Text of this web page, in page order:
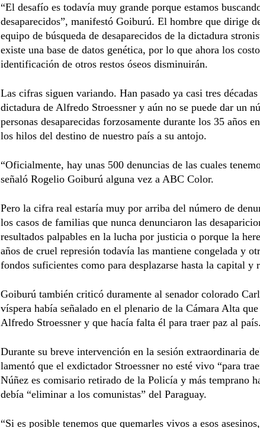
“El desafío es todavía muy grande porque estamos
desaparecidos”, manifestó Goiburú. El hombre que dirige
equipo de búsqueda de desaparecidos de la dictadura
existe una base de datos genética, por lo que ahora los
identificación de otros restos óseos disminuirán.
Las cifras siguen variando. Han pasado ya casi tres
dictadura de Alfredo Stroessner y aún no se puede dar un
personas desaparecidas forzosamente durante los 35 años
los hilos del destino de nuestro país a su antojo.
“Oficialmente, hay unas 500 denuncias de las cuales
señaló Rogelio Goiburú alguna vez a ABC Color.
Pero la cifra real estaría muy por arriba del número de
los casos de familias que nunca denunciaron las
resultados palpables en la lucha por justicia o porque la
años de cruel represión todavía las mantiene congelada y
fondos suficientes como para desplazarse hasta la capital y
Goiburú también criticó duramente al senador colorado
víspera había señalado en el plenario de la Cámara Alta
Alfredo Stroessner y que hacía falta él para traer paz al país.
Durante su breve intervención en la sesión extraordinaria
lamentó que el exdictador Stroessner no esté vivo “para
Núñez es comisario retirado de la Policía y más temprano
debía “eliminar a los comunistas” del Paraguay.
“Si es posible tenemos que quemarles vivos a esos